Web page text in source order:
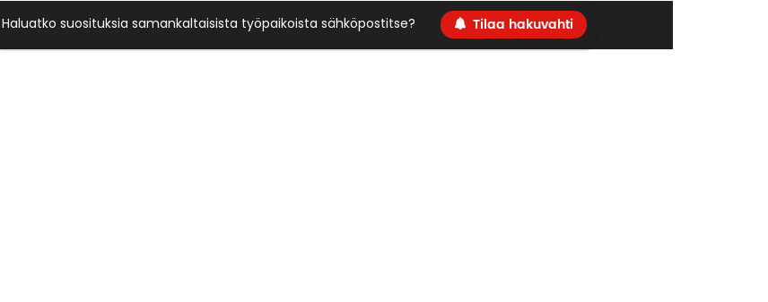
Haluatko suosituksia samankaltaisista työpaikoista sähköpostitse? Tilaa hakuvahti